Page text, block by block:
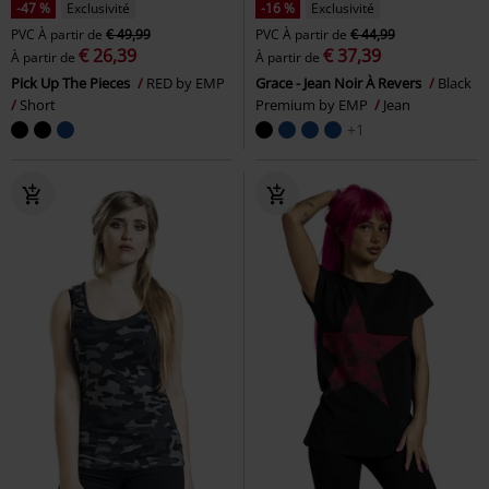
-47 %
Exclusivité
PVC À partir de € 49,99
À partir de € 26,39
Pick Up The Pieces
RED by EMP
Short
-16 %
Exclusivité
PVC À partir de € 44,99
À partir de € 37,39
Grace - Jean Noir À Revers
Black
Premium by EMP
Jean
+1